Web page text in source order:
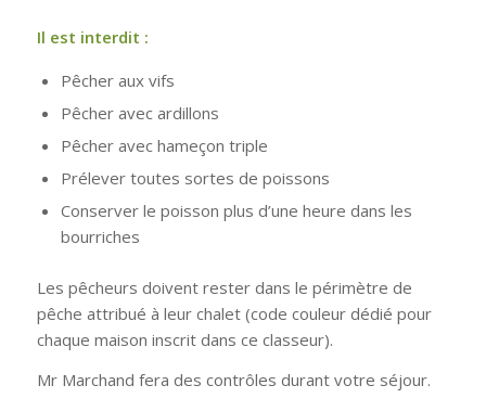
Il est interdit :
Pêcher aux vifs
Pêcher avec ardillons
Pêcher avec hameçon triple
Prélever toutes sortes de poissons
Conserver le poisson plus d’une heure dans les
bourriches
Les pêcheurs doivent rester dans le périmètre de
pêche attribué à leur chalet (code couleur dédié pour
chaque maison inscrit dans ce classeur).
Mr Marchand fera des contrôles durant votre séjour.